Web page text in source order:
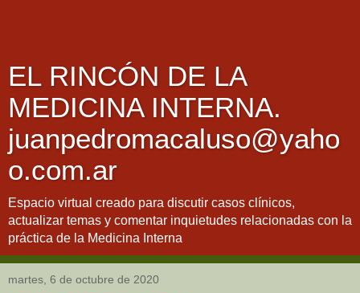
EL RINCÓN DE LA
MEDICINA INTERNA.
juanpedromacaluso@yaho
o.com.ar
Espacio virtual creado para discutir casos clínicos,
actualizar temas y comentar inquietudes relacionadas con la
práctica de la Medicina Interna
martes, 6 de octubre de 2020